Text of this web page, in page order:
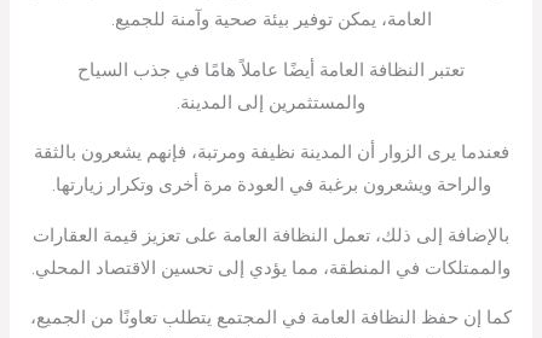
العامة، يمكن توفير بيئة صحية وآمنة للجميع.
تعتبر النظافة العامة أيضًا عاملاً هامًا في جذب السياح
والمستثمرين إلى المدينة.
فعندما يرى الزوار أن المدينة نظيفة ومرتبة، فإنهم يشعرون بالثقة
والراحة ويشعرون برغبة في العودة مرة أخرى وتكرار زيارتها.
بالإضافة إلى ذلك، تعمل النظافة العامة على تعزيز قيمة العقارات
والممتلكات في المنطقة، مما يؤدي إلى تحسين الاقتصاد المحلي.
كما إن حفظ النظافة العامة في المجتمع يتطلب تعاونًا من الجميع،